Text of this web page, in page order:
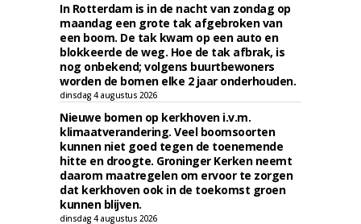
In Rotterdam is in de nacht van zondag op
maandag een grote tak afgebroken van
een boom. De tak kwam op een auto en
blokkeerde de weg. Hoe de tak afbrak, is
nog onbekend; volgens buurtbewoners
worden de bomen elke 2 jaar onderhouden.
dinsdag 4 augustus 2026
Nieuwe bomen op kerkhoven i.v.m.
klimaatverandering. Veel boomsoorten
kunnen niet goed tegen de toenemende
hitte en droogte. Groninger Kerken neemt
daarom maatregelen om ervoor te zorgen
dat kerkhoven ook in de toekomst groen
kunnen blijven.
dinsdag 4 augustus 2026